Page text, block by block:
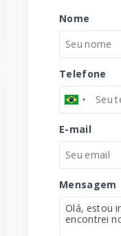
Nome
Telefone
E-mail
Mensagem